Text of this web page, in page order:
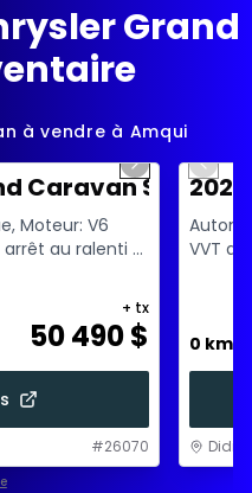
Grand
à vendre à Amqui
1/18
Next slide
Caravan SXT
Moteur: V6
arrêt au ralenti -
50 490$
+ tx
#26070
VVT
0 km